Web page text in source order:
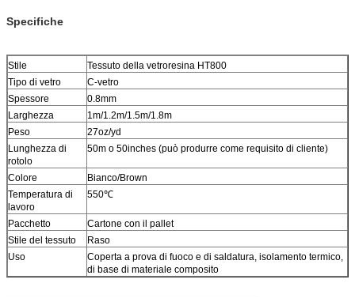
Specifiche
Stile
Tessuto della vetroresina HT800
Tipo di vetro
C-vetro
Spessore
0.8mm
Larghezza
1m/1.2m/1.5m/1.8m
Peso
27oz/yd
Lunghezza di
rotolo
50m o 50inches (può produrre come requisito di cliente)
Colore
Bianco/Brown
Temperatura di
lavoro
550℃
Pacchetto
Cartone con il pallet
Stile del tessuto
Raso
Uso
Coperta a prova di fuoco e di saldatura, isolamento termico,
di base di materiale composito